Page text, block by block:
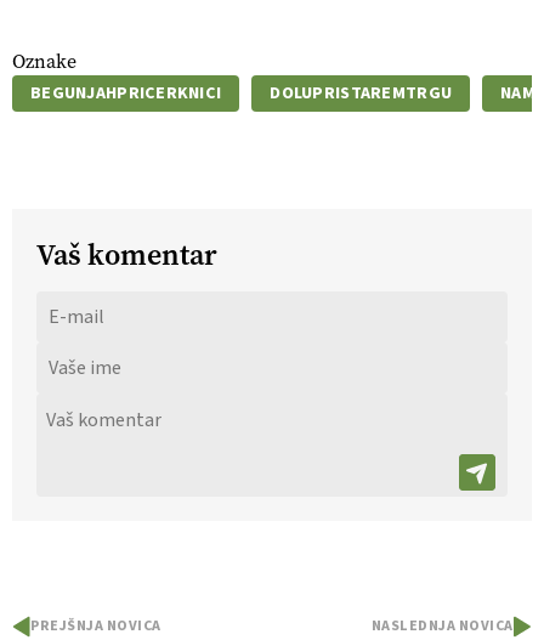
Oznake
BEGUNJAHPRICERKNICI DOLUPRISTAREMTRGU
Vaš komentar
PREJŠNJA NOVICA NASLEDNJA NOVICA